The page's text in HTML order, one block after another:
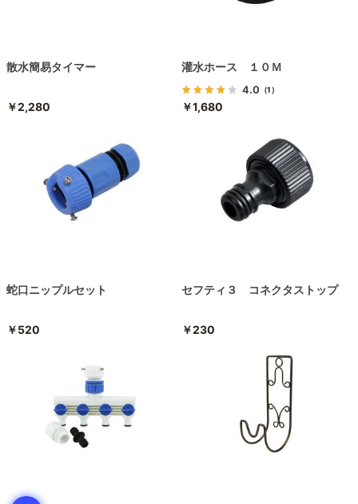
散水簡易タイマー
￥2,280
灌水ホース １０Ｍ
4.0 （1）
￥1,680
蛇口ニップルセット
￥520
セフティ３ コネクタストップ
￥230